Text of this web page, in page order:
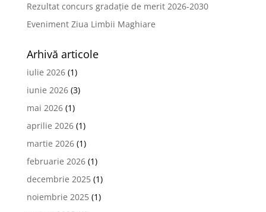
Rezultat concurs gradație de merit 2026-2030
Eveniment Ziua Limbii Maghiare
Arhivă articole
iulie 2026(1)
iunie 2026(3)
mai 2026(1)
aprilie 2026(1)
martie 2026(1)
februarie 2026(1)
decembrie 2025(1)
noiembrie 2025(1)